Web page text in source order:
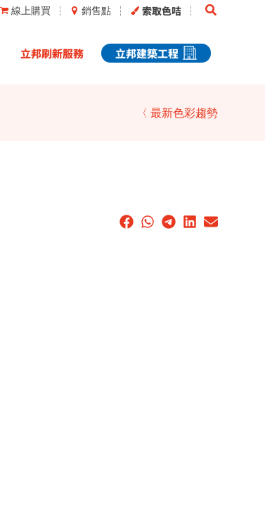
線上購買 銷售點 索取色咭 Search
立邦刷新服務 立邦建築工程
〈 最新色彩趨勢